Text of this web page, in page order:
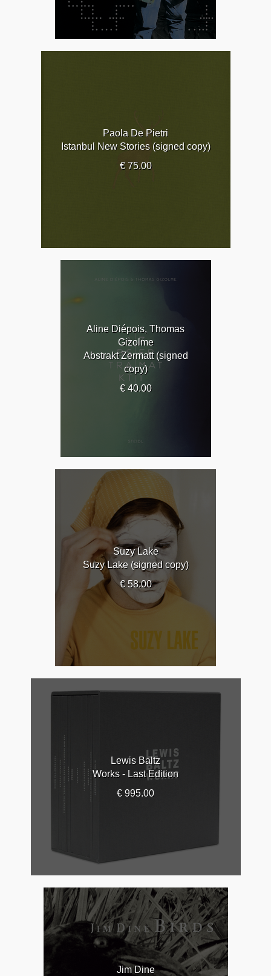
Paola De Pietri
Istanbul New Stories (signed copy)
€ 75.00
Aline Diépois, Thomas
Gizolme
Abstrakt Zermatt (signed
copy)
€ 40.00
Suzy Lake
Suzy Lake (signed copy)
€ 58.00
Lewis Baltz
Works - Last Edition
€ 995.00
Jim Dine